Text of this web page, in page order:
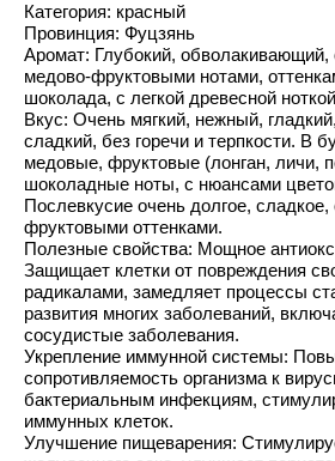
Категория: красный
Провинция: Фуцзянь
Аромат: Глубокий,
медово-фруктовыми нотами,
шоколада, с легкой древесной
Вкус: Очень мягкий, нежный,
сладкий, без горечи и терпкости. В
медовые, фруктовые (лонган, личи,
шоколадные ноты, с нюансами
Послевкусие очень долгое,
фруктовыми оттенками.
Полезные свойства: Мощное
Защищает клетки от повреждения
радикалами, замедляет процессы
развития многих заболеваний,
сосудистые заболевания.
Укрепление иммунной системы:
сопротивляемость организма к
бактериальным инфекциям,
иммунных клеток.
Улучшение пищеварения: